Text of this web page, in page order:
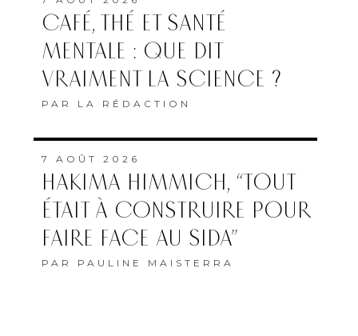
CAFÉ, THÉ ET SANTÉ
MENTALE : QUE DIT
VRAIMENT LA SCIENCE ?
PAR LA RÉDACTION
7 AOÛT 2026
HAKIMA HIMMICH, “TOUT
ÉTAIT À CONSTRUIRE POUR
FAIRE FACE AU SIDA”
PAR PAULINE MAISTERRA